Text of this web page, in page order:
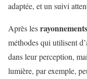
adaptée, et un suivi
Après lesrayonnements
méthodes qui utilisent
dans leur perception,
lumière, par exemple,